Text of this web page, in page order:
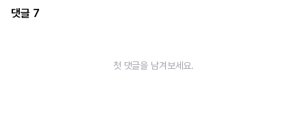
댓글 7
첫 댓글을 남겨보세요.